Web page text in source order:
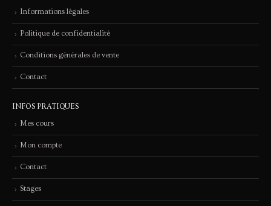
Informations légales
Politique de confidentialité
Conditions générales de vente
Contact
INFOS PRATIQUES
Mes cours
Mon compte
Contact
Stages